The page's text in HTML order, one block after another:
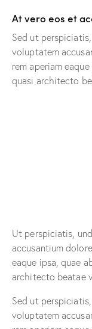
At vero eos et
Sed ut
voluptatem
rem aperiam
quasi architecto
Ut perspiciatis,
accusantium
eaque ipsa, quae
architecto beatae
Sed ut
voluptatem